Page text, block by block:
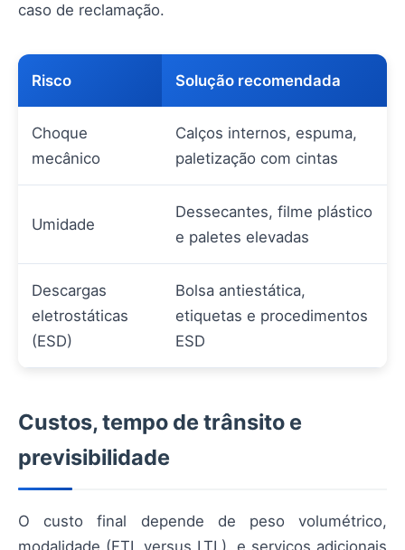
caso de reclamação.
Risco Solução recomendada
Choque
mecânico
Calços internos, espuma,
paletização com cintas
Umidade
Dessecantes, filme plástico
e paletes elevadas
Descargas
eletrostáticas
(ESD)
Bolsa antiestática,
etiquetas e procedimentos
ESD
Custos, tempo de trânsito e
previsibilidade
O custo final depende de peso volumétrico,